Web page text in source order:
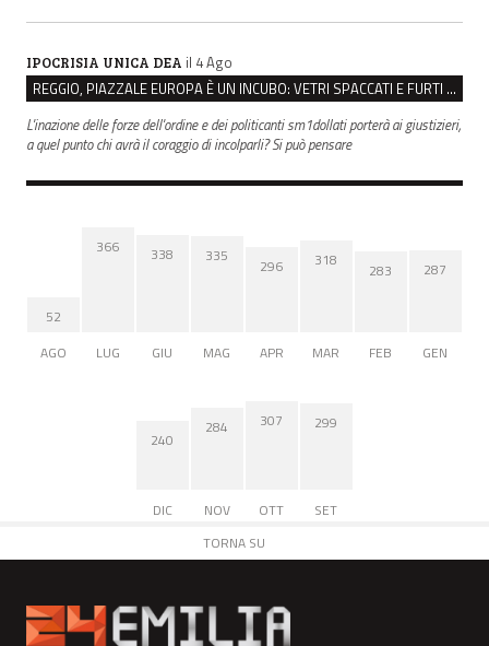
IPOCRISIA UNICA DEA il 4 Ago
REGGIO, PIAZZALE EUROPA È UN INCUBO: VETRI SPACCATI E FURTI SULLE AUTO IN SOSTA
L'inazione delle forze dell'ordine e dei politicanti sm1dollati porterà ai giustizieri,
a quel punto chi avrà il coraggio di incolparli? Si può pensare
52
AGO
366
LUG
338
GIU
335
MAG
296
APR
318
MAR
283
FEB
287
GEN
240
DIC
284
NOV
307
OTT
299
SET
TORNA SU